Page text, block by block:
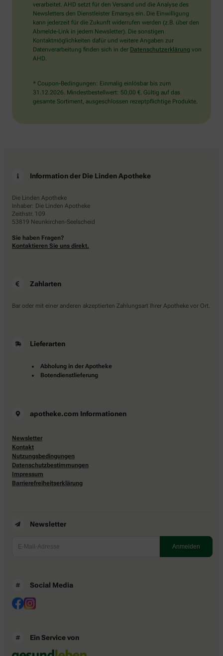
bitte
das
Haus.
verarbeitet. AHD setzt für den Versand und die Analyse des
Newsletters den Dienstleister Emarsys ein. Die Einwilligung
kann jederzeit für die Zukunft widerrufen werden (z.B. über den
Abmelde-Link in jedem Newsletter). Die sonstigen
Kontaktmöglichkeiten dafür und weitere Angaben zur
Datenverarbeitung finden sich in der Datenschutzerklärung von
AHD.
* Coupon-Bedingungen: Einmalig einlösbar bis zum
31.12.2026. Mindestbestellwert: 50,00 €. Gültig auf das
gesamte Sortiment, ausgeschlossen rezeptpflichtige Produkte.
Information der Die Linden Apotheke
Die Linden Apotheke
Inhaber: Die Linden Apotheke
Zeithstr. 109
53819 Neunkirchen-Seelscheid
Sie haben Fragen?
Kontaktieren Sie uns direkt.
Zahlarten
Bar oder mit einer anderen akzeptierten Zahlungsart Ihrer Apotheke vor Ort.
Lieferarten
Abholung in der Apotheke
Botendienstlieferung
apotheke.com Informationen
Newsletter
Kontakt
Nutzungsbedingungen
Datenschutzbestimmungen
Impressum
Barrierefreiheitserklärung
Newsletter
Social Media
Ein Service von